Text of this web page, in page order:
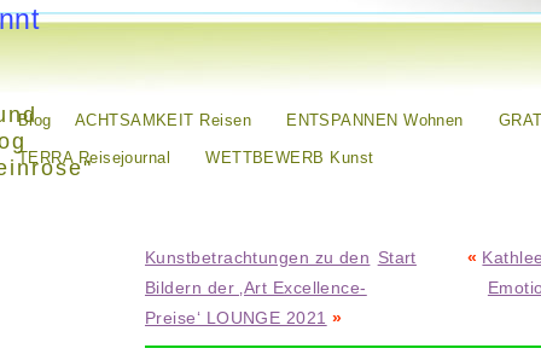
Blog ACHTSAMKEIT Reisen ENTSPANNEN Wohnen
TERRA Reisejournal WETTBEWERB Kunst
Kunstbetrachtungen zu den
Bildern der ‚Art Excellence-
Preise‘ LOUNGE 2021 »
Start «